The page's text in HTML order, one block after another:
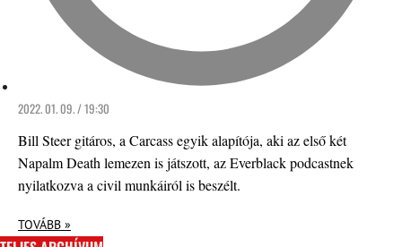
2022. 01. 09. / 19:30
Bill Steer gitáros, a Carcass egyik alapítója, aki az első két
Napalm Death lemezen is játszott, az Everblack podcastnek
nyilatkozva a civil munkáiról is beszélt.
TOVÁBB »